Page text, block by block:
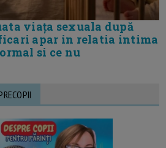
viața sexuala după
apar in relatia intima
si ce nu